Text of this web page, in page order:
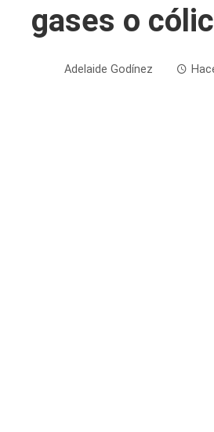
gases o
Adelaide Godínez